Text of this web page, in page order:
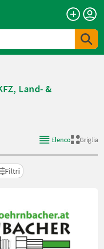
Land- &
Elenco
Griglia
Filtri